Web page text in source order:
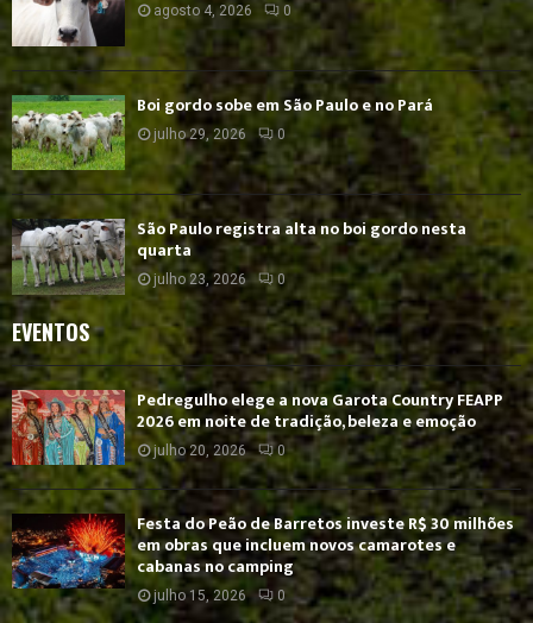
agosto 4, 2026 0
Boi gordo sobe em São Paulo e no Pará
julho 29, 2026 0
São Paulo registra alta no boi gordo nesta
quarta
julho 23, 2026 0
EVENTOS
Pedregulho elege a nova Garota Country FEAPP
2026 em noite de tradição, beleza e emoção
julho 20, 2026 0
Festa do Peão de Barretos investe R$ 30 milhões
em obras que incluem novos camarotes e
cabanas no camping
julho 15, 2026 0